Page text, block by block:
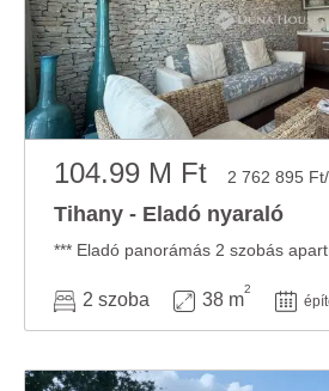
104.99 M Ft 2 762 895
Tihany - Eladó nyaraló
2 szoba 38 m
2